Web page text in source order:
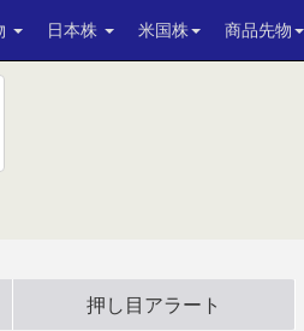
日本株 米国株 商品先物
押し目アラート